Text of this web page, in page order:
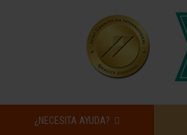
¿NECESITA AYUDA?